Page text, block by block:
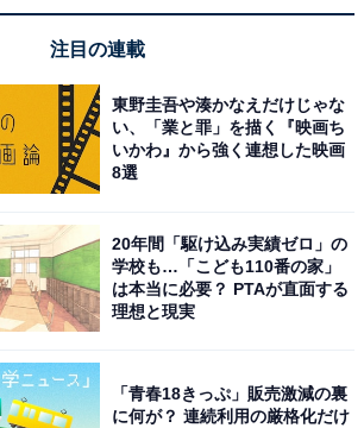
6位までの全ランキング結果を見
る
注目の連載
東野圭吾や湊かなえだけじゃな
い、「業と罪」を描く『映画ち
いかわ』から強く連想した映画
8選
20年間「駆け込み実績ゼロ」の
学校も…「こども110番の家」
は本当に必要？ PTAが直面する
理想と現実
「青春18きっぷ」販売激減の裏
に何が？ 連続利用の厳格化だけ